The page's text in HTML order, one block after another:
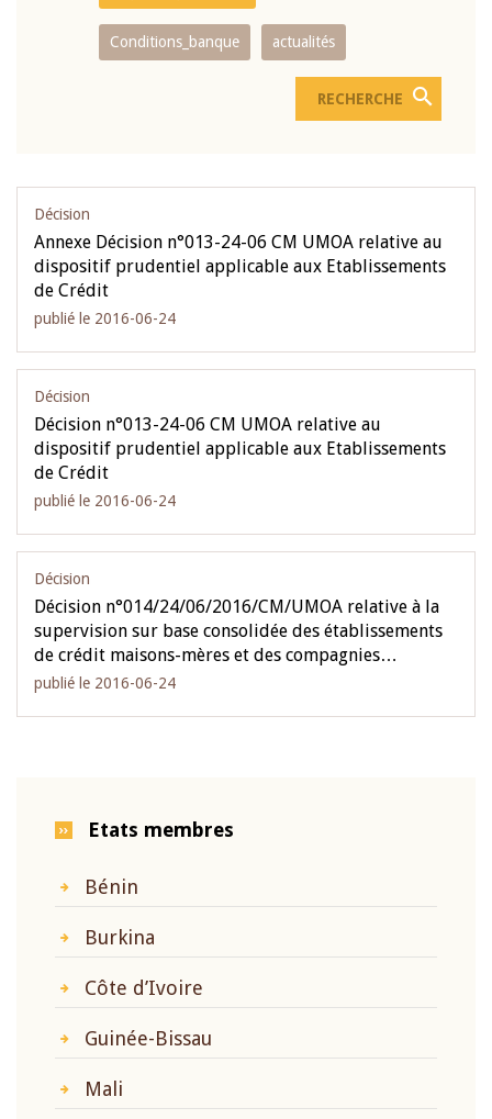
Conditions_banque actualités
Décision
Annexe Décision n°013-24-06 CM UMOA relative au
dispositif prudentiel applicable aux Etablissements
de Crédit
publié le 2016-06-24
Décision
Décision n°013-24-06 CM UMOA relative au
dispositif prudentiel applicable aux Etablissements
de Crédit
publié le 2016-06-24
Décision
Décision n°014/24/06/2016/CM/UMOA relative à la
supervision sur base consolidée des établissements
de crédit maisons-mères et des compagnies…
publié le 2016-06-24
Etats membres
Bénin
Burkina
Côte d’Ivoire
Guinée-Bissau
Mali